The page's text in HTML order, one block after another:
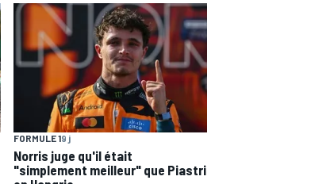
FORMULE 19 j
Norris juge qu'il était
"simplement meilleur" que Piastri